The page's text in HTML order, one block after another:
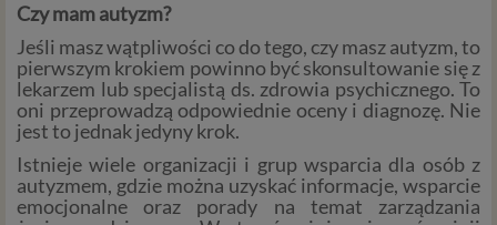
Czy mam autyzm?
Jeśli masz wątpliwości co do tego, czy masz autyzm, to
pierwszym krokiem powinno być skonsultowanie się z
lekarzem lub specjalistą ds. zdrowia psychicznego. To
oni przeprowadzą odpowiednie oceny i diagnozę. Nie
jest to jednak jedyny krok.
Istnieje wiele organizacji i grup wsparcia dla osób z
autyzmem, gdzie można uzyskać informacje, wsparcie
emocjonalne oraz porady na temat zarządzania